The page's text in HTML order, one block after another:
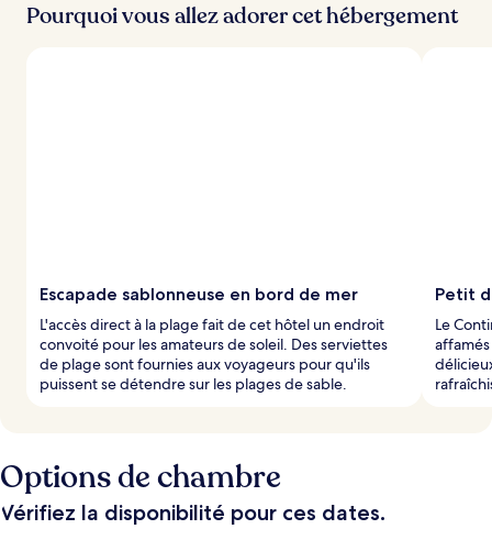
Pourquoi vous allez adorer cet hébergement
Escapade sablonneuse en bord de mer
L'accès direct à la plage fait de cet hôtel un endroit
convoité pour les amateurs de soleil. Des serviettes
de plage sont fournies aux voyageurs pour qu'ils
puissent se détendre sur les plages de sable.
Petit
Le
Options de chambre
Vérifiez la disponibilité pour ces dates.